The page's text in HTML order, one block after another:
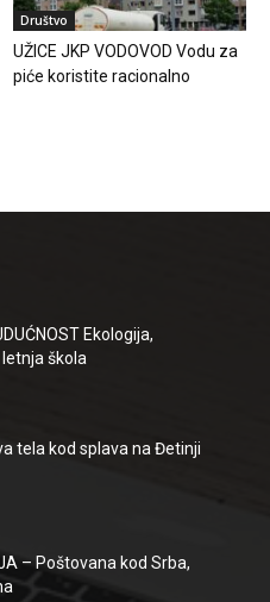
Društvo
UŽICE JKP VODOVOD Vodu za
piće koristite racionalno
Ekologija,
škola
tela kod splava na Đetinji
– Poštovana kod Srba,